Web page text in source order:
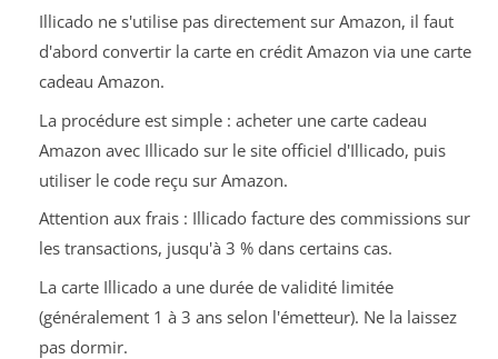
Illicado ne s'utilise pas directement sur Amazon, il faut
d'abord convertir la carte en crédit Amazon via une carte
cadeau Amazon.
La procédure est simple : acheter une carte cadeau
Amazon avec Illicado sur le site officiel d'Illicado, puis
utiliser le code reçu sur Amazon.
Attention aux frais : Illicado facture des commissions sur
les transactions, jusqu'à 3 % dans certains cas.
La carte Illicado a une durée de validité limitée
(généralement 1 à 3 ans selon l'émetteur). Ne la laissez
pas dormir.